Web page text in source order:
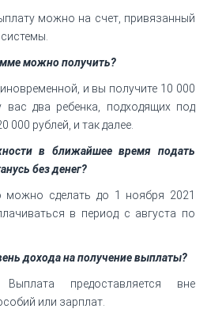
можно на счет, привязанный
можно получить?
и вы получите 10 000
вас два ребенка, подходящих под
000 рублей, и так далее.
в ближайшее время подать
без денег?
можно сделать до 1 ноября 2021
в период с августа по
дохода на получение выплаты?
предоставляется вне
или зарплат.